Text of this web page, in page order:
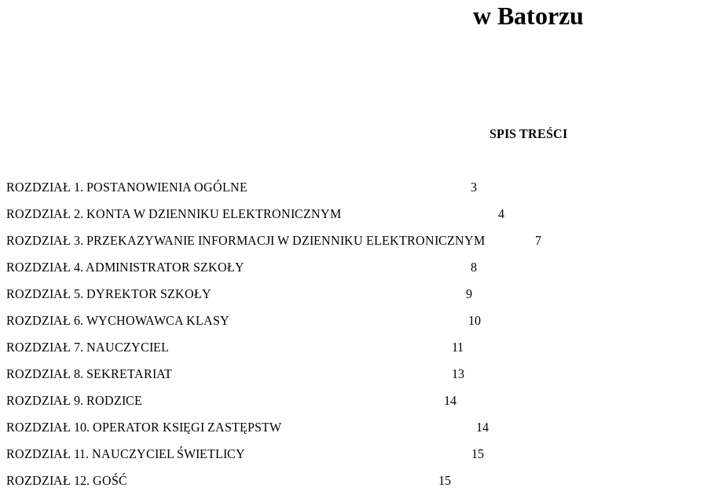
w Batorzu
SPIS TREŚCI
ROZDZIAŁ 1. POSTANOWIENIA OGÓLNE 3
ROZDZIAŁ 2. KONTA W DZIENNIKU ELEKTRONICZNYM 4
ROZDZIAŁ 3. PRZEKAZYWANIE INFORMACJI W DZIENNIKU ELEKTRONICZNYM 7
ROZDZIAŁ 4. ADMINISTRATOR SZKOŁY 8
ROZDZIAŁ 5. DYREKTOR SZKOŁY 9
ROZDZIAŁ 6. WYCHOWAWCA KLASY 10
ROZDZIAŁ 7. NAUCZYCIEL 11
ROZDZIAŁ 8. SEKRETARIAT 13
ROZDZIAŁ 9. RODZICE 14
ROZDZIAŁ 10. OPERATOR KSIĘGI ZASTĘPSTW 14
ROZDZIAŁ 11. NAUCZYCIEL ŚWIETLICY 15
ROZDZIAŁ 12. GOŚĆ 15